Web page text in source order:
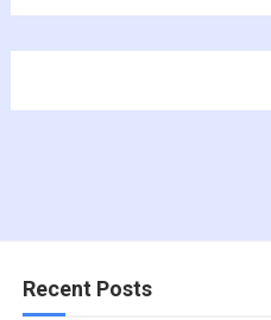
Recent Posts